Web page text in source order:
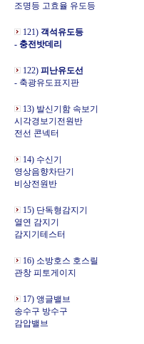
조명등 고효율 유도등
121) 객석유도등
- 충전밧데리
122) 피난유도선
- 축광유도표지판
13) 발신기함 속보기
시각경보기전원반
전선 콘넥터
14) 수신기
영상음향차단기
비상전원반
15) 단독형감지기
열연 감지기
감지기테스터
16) 소방호스 호스릴
관창 피토게이지
17) 앵글밸브
송수구 방수구
감압밸브